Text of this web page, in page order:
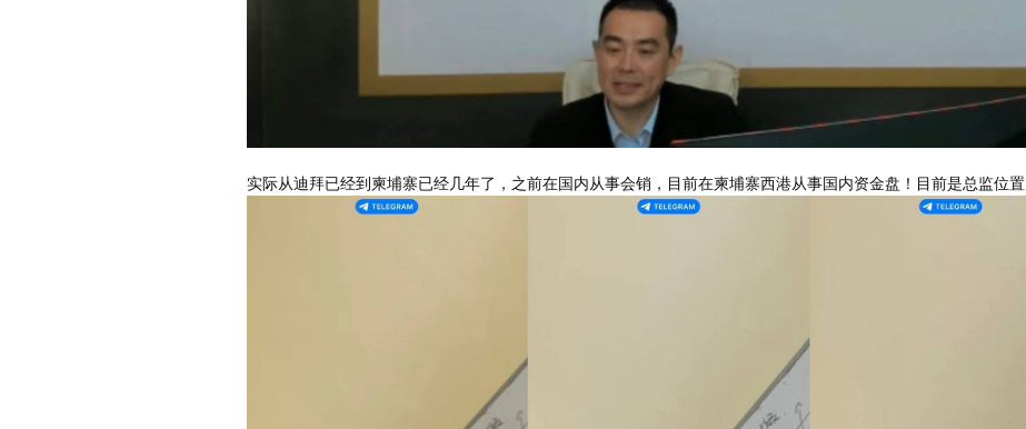
实际从迪拜已经到柬埔寨已经几年了，之前在国内从事会销，目前在柬埔寨西港从事国内资金盘！目前是总监位置